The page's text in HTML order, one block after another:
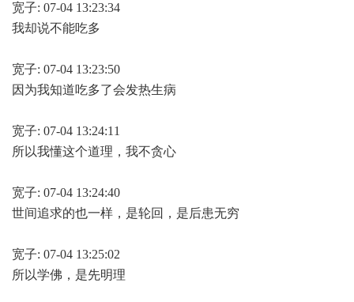
宽子: 07-04 13:23:34
我却说不能吃多
宽子: 07-04 13:23:50
因为我知道吃多了会发热生病
宽子: 07-04 13:24:11
所以我懂这个道理，我不贪心
宽子: 07-04 13:24:40
世间追求的也一样，是轮回，是后患无穷
宽子: 07-04 13:25:02
所以学佛，是先明理